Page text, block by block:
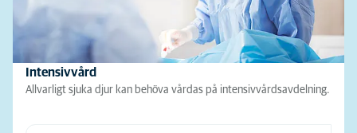
Intensivvård
Allvarligt sjuka djur kan behöva vårdas på intensivvårdsavdelning.